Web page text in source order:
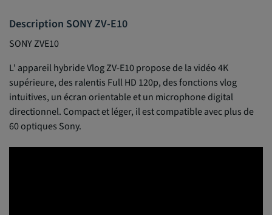
Description SONY ZV-E10
SONY ZVE10
L' appareil hybride Vlog ZV-E10 propose de la vidéo 4K
supérieure, des ralentis Full HD 120p, des fonctions vlog
intuitives, un écran orientable et un microphone digital
directionnel. Compact et léger, il est compatible avec plus de
60 optiques Sony.